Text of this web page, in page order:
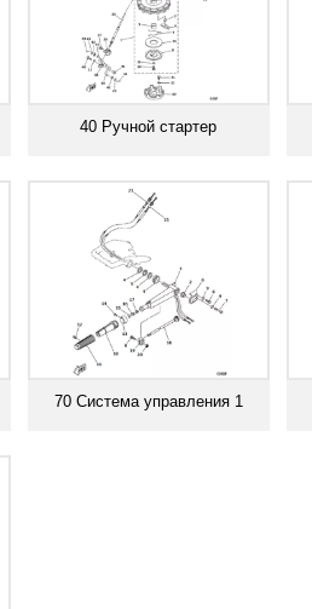
40 Ручной стартер
70 Система управления 1